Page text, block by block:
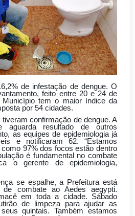
de infestação de dengue. O
feito entre 20 e 24 de
tem o maior índice da
por 54 cidades.
confirmação de dengue. A
aguarda resultado de outros
as equipes de epidemiologia já
e notificaram 62. “Estamos
97% dos focos estão dentro
é fundamental no combate
o gerente de epidemiologia,
se espalhe, a Prefeitura está
combate ao Aedes aegypti.
em toda a cidade. Sábado
de limpeza para ajudar as
quintais. Também estamos